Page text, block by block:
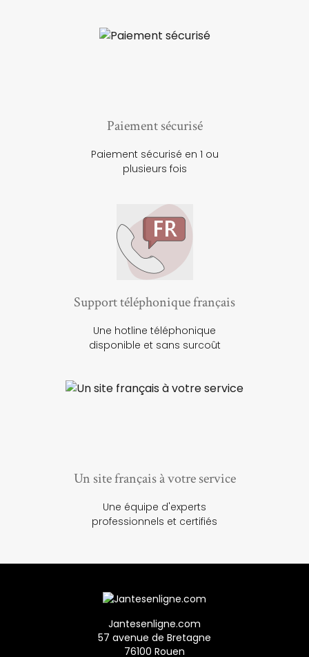
Paiement sécurisé
Paiement sécurisé en 1 ou
plusieurs fois
Support téléphonique français
Une hotline téléphonique
disponible et sans surcoût
Un site français à votre service
Une équipe d'experts
professionnels et certifiés
Jantesenligne.com
57 avenue de Bretagne
76100 Rouen